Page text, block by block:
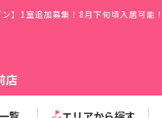
】1室追加募集！8月下旬頃入居可